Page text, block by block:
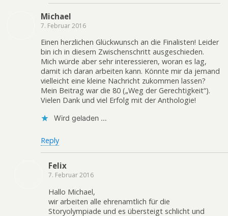
Michael
7. Februar 2016
Einen herzlichen Glückwunsch an die Finalisten! Leider
bin ich in diesem Zwischenschritt ausgeschieden.
Mich würde aber sehr interessieren, woran es lag,
damit ich daran arbeiten kann. Könnte mir da jemand
vielleicht eine kleine Nachricht zukommen lassen?
Mein Beitrag war die 80 („Weg der Gerechtigkeit“).
Vielen Dank und viel Erfolg mit der Anthologie!
Wird geladen …
Reply
Felix
7. Februar 2016
Hallo Michael,
wir arbeiten alle ehrenamtlich für die
Storyolympiade und es übersteigt schlicht und